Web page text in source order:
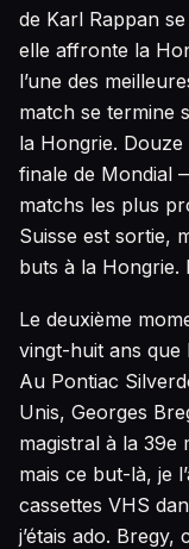
de Karl Rappan
elle affronte la
l’une des
match se termine
la Hongrie.
finale de Mondial
matchs les plus
Suisse est sortie,
buts à la Hongrie.
Le deuxième
vingt-huit ans que
Au Pontiac
Unis, Georges
magistral à la 39e
mais ce but-là, je
cassettes VHS
j’étais ado. Bregy,